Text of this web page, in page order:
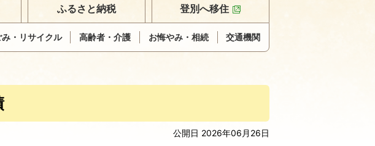
み・リサイクル 高齢者・介護 お悔やみ・相続 交通機関
ふるさと納税 登別へ移住
公開日 2026年06月26日